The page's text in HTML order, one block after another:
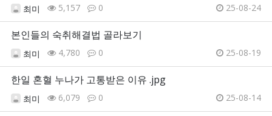
최미 5,157 0 25-08-24
본인들의 숙취해결법 골라보기
최미 4,780 0 25-08-19
한일 혼혈 누나가 고통받은 이유 .jpg
최미 6,079 0 25-08-14